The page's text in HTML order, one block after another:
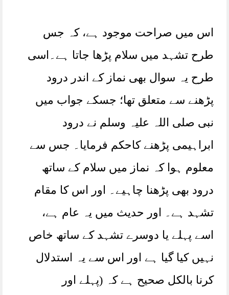
اس میں صراحت موجود ہے، کہ جس
طرح تشہد میں سلام پڑھا جاتا ہے۔اسی
طرح یہ سوال بھی نماز کے اندر درود
پڑھنے سے متعلق تھا؛ جسکے جواب میں
نبی صلی اللہ علیہ وسلم نے درود
ابراہیمی پڑھنے کاحکم فرمایا۔ جس سے
معلوم ہوا کہ نماز میں سلام کے ساتھ
درود بھی پڑھنا چاہیے۔ اور اس کا مقام
تشہد ہے۔ اور حدیث میں یہ عام ہے،
اسے پہلے یا دوسرے تشہد کے ساتھ خاص
نہیں کیا گیا ہے اور اس سے یہ استدلال
کرنا بالکل صحیح ہے کہ (پہلے اور